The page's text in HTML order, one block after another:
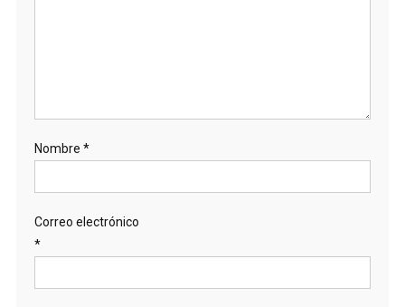
Nombre *
Correo electrónico
*